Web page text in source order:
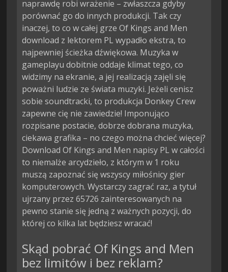
naprawdę robi wrażenie – zwłaszcza gdyby
porównać go do innych produkcji. Tak czy
inaczej, to co w całej grze Of Kings and Men
download z lektorem PL wypadło ekstra, to
najpewniej ścieżka dźwiękowa. Muzyka w
gameplayu dobitnie oddaje klimat tego, co
widzimy na ekranie, a jej realizacją zajęli się
poważni ludzie ze świata muzyki. Jeżeli cenisz
sobie soundtracki, to produkcja Donkey Crew
zapewne cię nie zawiedzie! Imponująco
rozpisane postacie, dobrze dobrana muzyka,
ciekawa grafika – no czego można chcieć więcej?
Download Of Kings and Men napisy PL w całości
to niemalże arcydzieło, z którym w 1 roku
muszą zapoznać się wszyscy miłośnicy gier
komputerowych. Wystarczy zagrać raz, a tytuł
ujrzany przez 65726 zainteresowanych na
pewno stanie się jedną z ważnych pozycji, do
której co kilka lat będziesz wracać!
Skąd pobrać Of Kings and Men
bez limitów i bez reklam?